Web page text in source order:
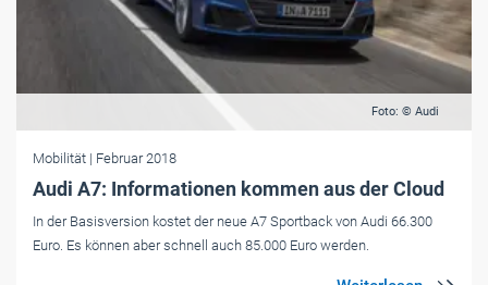
Foto: © Audi
Mobilität | Februar 2018
Audi A7: Informationen kommen aus der Cloud
In der Basisversion kostet der neue A7 Sportback von Audi 66.300
Euro. Es können aber schnell auch 85.000 Euro werden.